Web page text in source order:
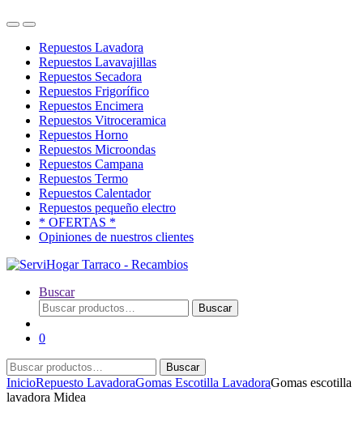
OpenClose
Repuestos Lavadora
Repuestos Lavavajillas
Repuestos Secadora
Repuestos Frigorífico
Repuestos Encimera
Repuestos Vitroceramica
Repuestos Horno
Repuestos Microondas
Repuestos Campana
Repuestos Termo
Repuestos Calentador
Repuestos pequeño electro
* OFERTAS *
Opiniones de nuestros clientes
Buscar
Buscar
por:
Buscar
0
Buscar
por:
Buscar
InicioRepuesto LavadoraGomas Escotilla LavadoraGomas escotilla
lavadora Midea